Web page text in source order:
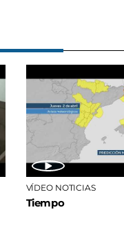
VÍDEO NOTICIAS
Tiempo